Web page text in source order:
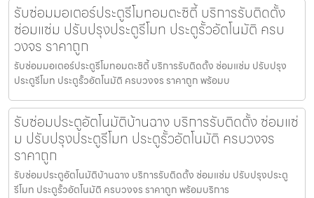
รับซ่อมมอเตอร์ประตูรีโมทอมตะซิตี้ บริการรับติดตั้ง
ซ่อมแซ่ม ปรับปรุงประตูรีโมท ประตูรั้วอัตโนมัติ ครบ
วงจร ราคาถูก
รับซ่อมมอเตอร์ประตูรีโมทอมตะซิตี้ บริการรับติดตั้ง ซ่อมแซ่ม ปรับปรุง
ประตูรีโมท ประตูรั้วอัตโนมัติ ครบวงจร ราคาถูก พร้อมบ
รับซ่อมประตูอัตโนมัติบ้านฉาง บริการรับติดตั้ง ซ่อมแซ่
ม ปรับปรุงประตูรีโมท ประตูรั้วอัตโนมัติ ครบวงจร
ราคาถูก
รับซ่อมประตูอัตโนมัติบ้านฉาง บริการรับติดตั้ง ซ่อมแซ่ม ปรับปรุงประตู
รีโมท ประตูรั้วอัตโนมัติ ครบวงจร ราคาถูก พร้อมบริการ